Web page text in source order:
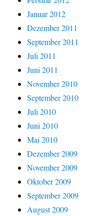
Januar 2012
Dezember 2011
September 2011
Juli 2011
Juni 2011
November 2010
September 2010
Juli 2010
Juni 2010
Mai 2010
Dezember 2009
November 2009
Oktober 2009
September 2009
August 2009